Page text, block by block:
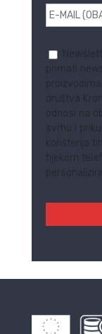
primati
društva
odnosi na
svrhu i
korištenja
tijekom